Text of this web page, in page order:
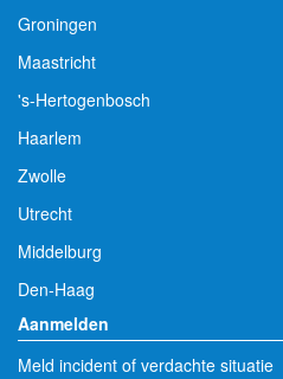
Groningen
Maastricht
's-Hertogenbosch
Haarlem
Zwolle
Utrecht
Middelburg
Den-Haag
Aanmelden
Meld incident of verdachte situatie